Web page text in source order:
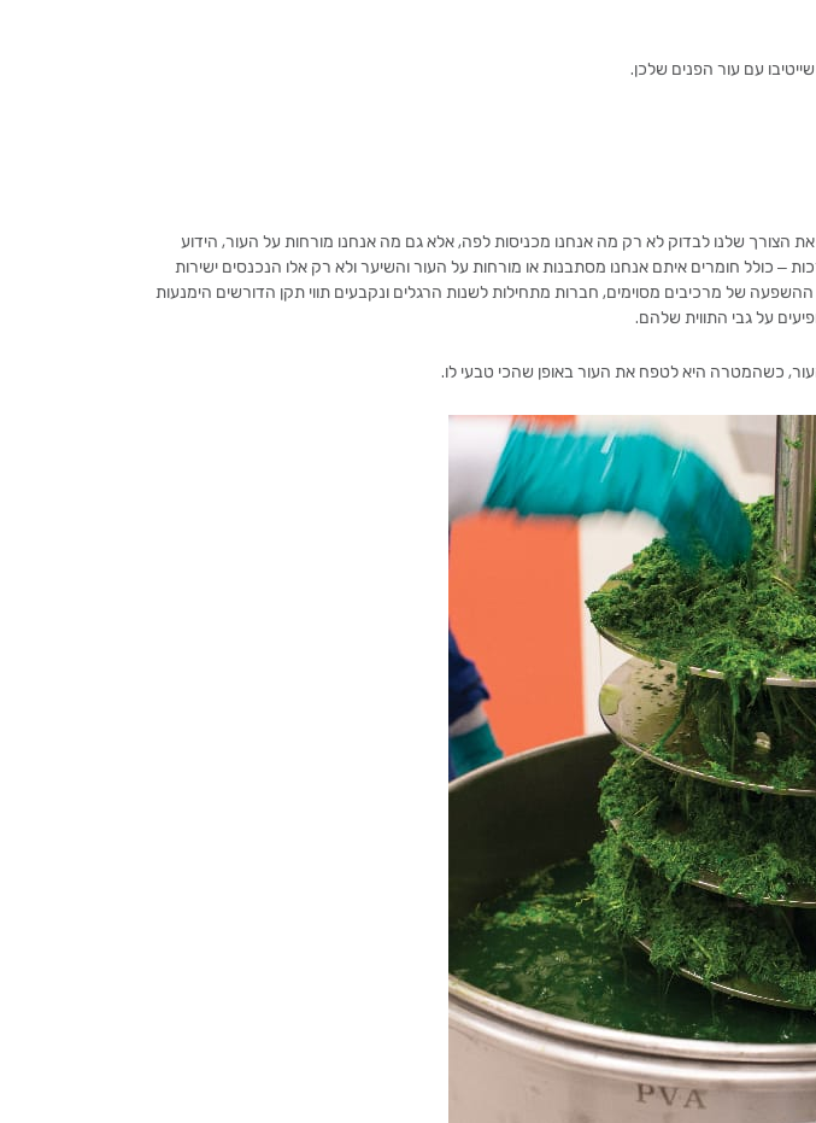
עם עור הפנים שלכן.
הצורך שלנו לבדוק לא רק מה אנחנו מכניסות לפה, אלא גם מה אנחנו מורחות על העור, הידוע
– כולל חומרים איתם אנחנו מסתבנות או מורחות על העור והשיער ולא רק אלו הנכנסים ישירות
של מרכיבים מסוימים, חברות מתחילות לשנות הרגלים ונקבעים תווי תקן הדורשים הימנעות
על גבי התווית שלהם.
כשהמטרה היא לטפח את העור באופן שהכי טבעי לו.